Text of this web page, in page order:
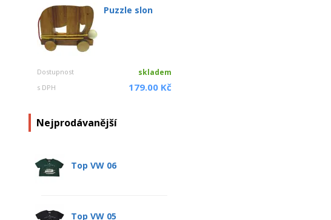
Puzzle slon
Dostupnost skladem
s DPH 179.00 Kč
Nejprodávanější
Top VW 06
Top VW 05